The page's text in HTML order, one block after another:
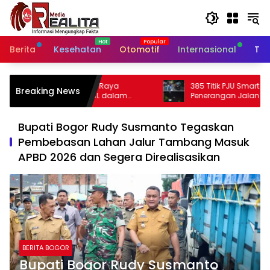
Langsung
konten
Berita
Kesehatan Otomotif Internasional
Breaking News
385 Titik PJU Smart Sytem Rampung,
Penerangan Jalan Bangil – Sukorejo Di
Rasakan Masyarakat.
Bupati Bogor Rudy Susmanto Tegaskan
Pembebasan Lahan Jalur Tambang Masuk
APBD 2026 dan Segera Direalisasikan
BERITA BOGOR
Bupati Bogor Rudy Susmanto